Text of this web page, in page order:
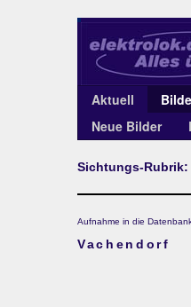
Aktuell
Neue Bilder
Sichtungs-Rubrik:
Aufnahme in die
Vachendorf